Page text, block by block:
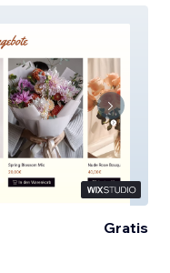
Gratis